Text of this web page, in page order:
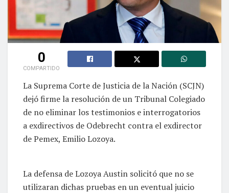
0
COMPARTIDO
La Suprema Corte de Justicia de la Nación (SCJN)
dejó firme la resolución de un Tribunal Colegiado
de no eliminar los testimonios e interrogatorios
a exdirectivos de Odebrecht contra el exdirector
de Pemex, Emilio Lozoya.
La defensa de Lozoya Austin solicitó que no se
utilizaran dichas pruebas en un eventual juicio